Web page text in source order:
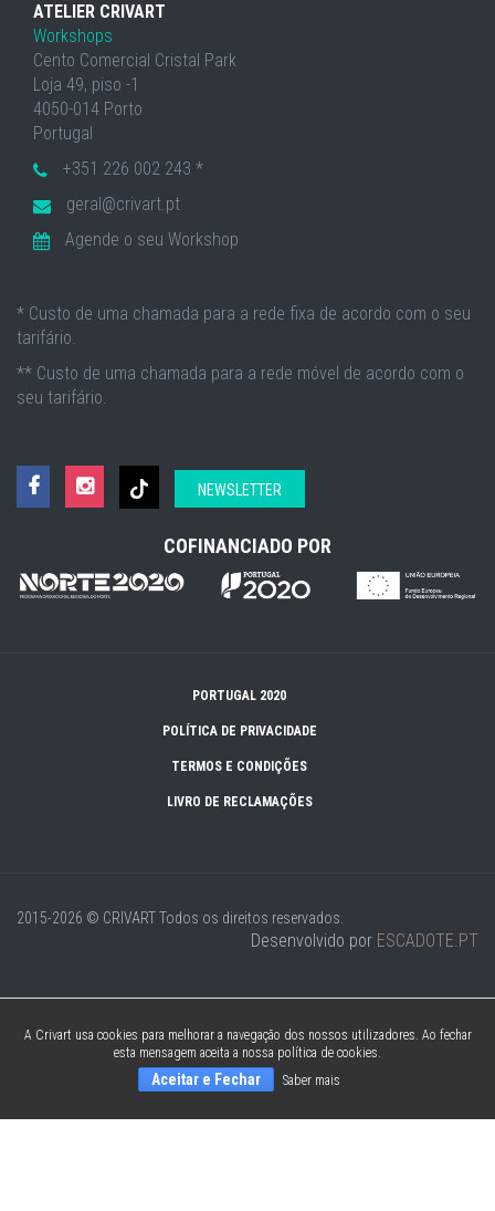
ATELIER CRIVART
Workshops
Cento Comercial Cristal Park
Loja 49, piso -1
4050-014 Porto
Portugal
+351 226 002 243 *
geral@crivart.pt
Agende o seu Workshop
* Custo de uma chamada para a rede fixa de acordo com o seu
tarifário.
** Custo de uma chamada para a rede móvel de acordo com o
seu tarifário.
NEWSLETTER
COFINANCIADO POR
PORTUGAL 2020
POLÍTICA DE PRIVACIDADE
TERMOS E CONDIÇÕES
LIVRO DE RECLAMAÇÕES
2015-2026 © CRIVARTTodos os direitos reservados.
Desenvolvido por ESCADOTE.PT
A Crivart usa cookies para melhorar a navegação dos nossos utilizadores. Ao fechar
esta mensagem aceita a nossa política de cookies.
Aceitar e Fechar Saber mais